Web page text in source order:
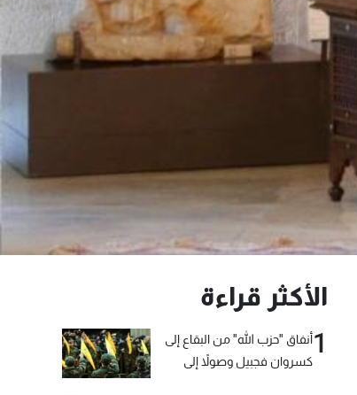
الأكثر قراءة
1أنفاق "حزب الله" من البقاع إلى
كسروان فجبيل وصولاً إلى